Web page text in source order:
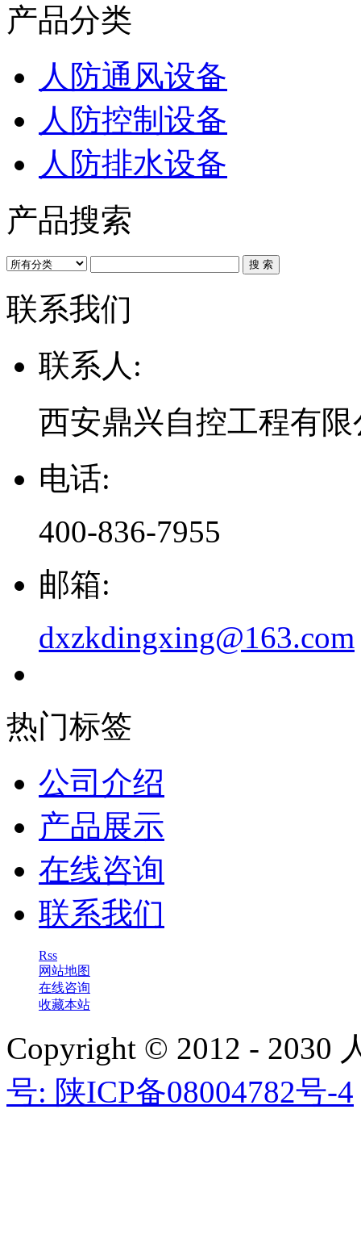
产品分类
人防通风设备
人防控制设备
人防排水设备
产品搜索
联系我们
联系人:
西安鼎兴自控工程有限
电话:
400-836-7955
邮箱:
dxzkdingxing@163.com
热门标签
公司介绍
产品展示
在线咨询
联系我们
网站地图
在线咨询
收藏本站
Copyright © 2012 - 2030
陕ICP备08004782号-4